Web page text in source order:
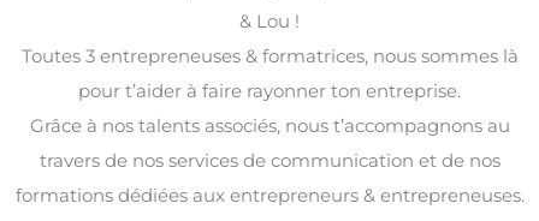
& Lou !
Toutes 3 entrepreneuses & formatrices, nous sommes là
pour t’aider à faire rayonner ton entreprise.
Grâce à nos talents associés, nous t’accompagnons au
travers de nos services de communication et de nos
formations dédiées aux entrepreneurs & entrepreneuses.